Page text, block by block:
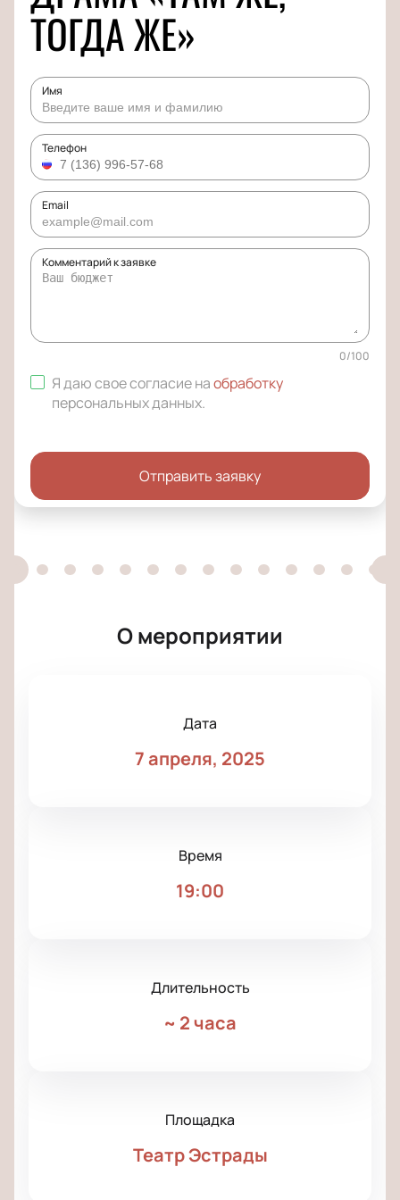
ТОГДА ЖЕ»
Имя
Телефон
Email
Комментарий к заявке
0/100
Я даю свое согласие наобработку
персональных данных.
Отправить заявку
О мероприятии
Дата
7 апреля, 2025
Время
19:00
Длительность
~ 2 часа
Площадка
Театр Эстрады